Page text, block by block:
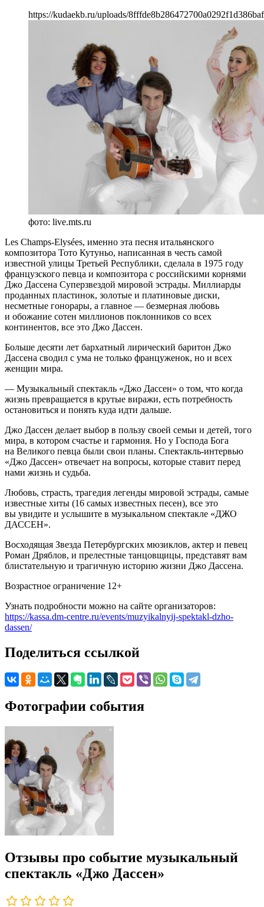
https://kudaekb.ru/uploads/
фото: live.mts.ru
Les Champs-Elysées, именно эта песня итальянского
композитора Тото Кутуньо, написанная в честь самой
известной улицы Третьей Республики, сделала в 1975 году
французского певца и композитора с российскими корнями
Джо Дассена Суперзвездой мировой эстрады. Миллиарды
проданных пластинок, золотые и платиновые диски,
несметные гонорары, а главное — безмерная любовь
и обожание сотен миллионов поклонников со всех
континентов, все это Джо Дассен.
Больше десяти лет бархатный лирический баритон Джо
Дассена сводил с ума не только француженок, но и всех
женщин мира.
— Музыкальный спектакль «Джо Дассен» о том, что когда
жизнь превращается в крутые виражи, есть потребность
остановиться и понять куда идти дальше.
Джо Дассен делает выбор в пользу своей семьи и детей, того
мира, в котором счастье и гармония. Но у Господа Бога
на Великого певца были свои планы. Спектакль-интервью
«Джо Дассен» отвечает на вопросы, которые ставит перед
нами жизнь и судьба.
Любовь, страсть, трагедия легенды мировой эстрады, самые
известные хиты (16 самых известных песен), все это
вы увидите и услышите в музыкальном спектакле «ДЖО
ДАССЕН».
Восходящая Звезда Петербургских мюзиклов, актер и певец
Роман Дряблов, и прелестные танцовщицы, представят вам
блистательную и трагичную историю жизни Джо Дассена.
Возрастное ограничение 12+
Узнать подробности можно на сайте организаторов:
https://kassa.dm-centre.ru/events/muzyikalnyij-spektakl-dzho-
dassen/
Поделиться ссылкой
Фотографии события
Отзывы про событие музыкальный
спектакль «Джо Дассен»